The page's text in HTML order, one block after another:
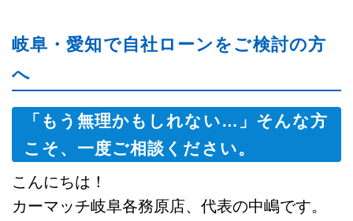
岐阜・愛知で自社ローンをご検討の方
へ
「もう無理かもしれない…」そんな方
こそ、一度ご相談ください。
こんにちは！
カーマッチ岐阜各務原店、代表の中嶋です。